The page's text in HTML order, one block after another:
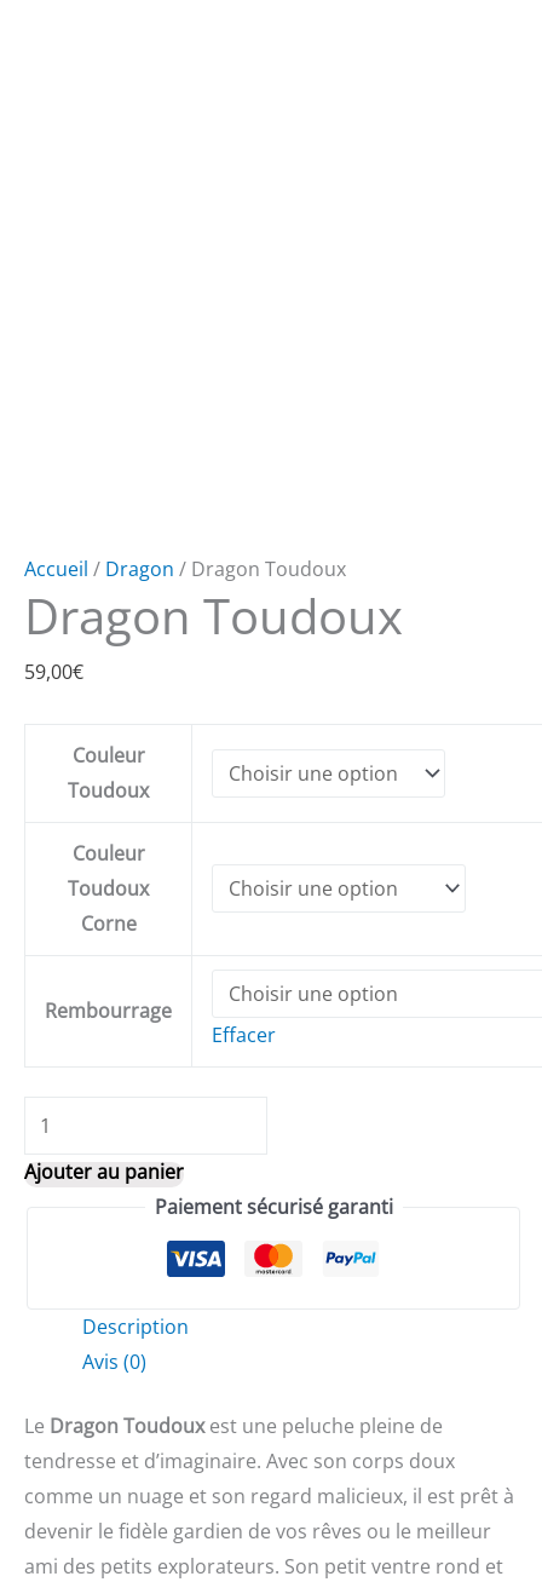
Accueil / Dragon / Dragon Toudoux
Dragon Toudoux
59,00€
Couleur
Toudoux
Couleur
Toudoux
Corne
Rembourrage
Effacer
quantité
Dragon
Ajouter au panier
Paiement sécurisé garanti
Description
Avis (0)
Le Dragon Toudouxest une peluche pleine de
tendresse et d’imaginaire. Avec son corps doux
comme un nuage et son regard malicieux, il est prêt à
devenir le fidèle gardien de vos rêves ou le meilleur
ami des petits explorateurs. Son petit ventre rond et